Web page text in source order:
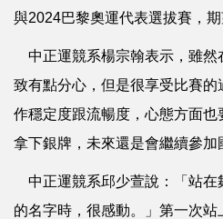
與2024巴黎奧運代表選拔賽，期
中正運競系楊宗翰表示，雖然
致有點分心，但是很享受比賽
作穩定度跟流暢度，心態方面
拿下銀牌，未來還是會繼續參加
中正運競系邱少萱說：「站在
的名字時，很感動。」第一次